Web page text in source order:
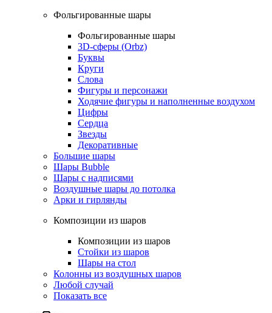
Фольгированные шары
Фольгированные шары
3D-сферы (Orbz)
Буквы
Круги
Слова
Фигуры и персонажи
Ходячие фигуры и наполненные воздухом
Цифры
Сердца
Звезды
Декоративные
Большие шары
Шары Bubble
Шары с надписями
Воздушные шары до потолка
Арки и гирлянды
Композиции из шаров
Композиции из шаров
Стойки из шаров
Шары на стол
Колонны из воздушных шаров
Любой случай
Показать все